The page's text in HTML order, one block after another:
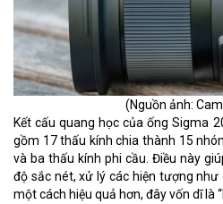
(Nguồn ảnh:
Kết cấu quang học của ống Sigma
gồm 17 thấu kính chia thành 15
và ba thấu kính phi cầu. Điều này
độ sắc nét, xử lý các hiện tượng
một cách hiệu quả hơn, đây vốn dĩ là